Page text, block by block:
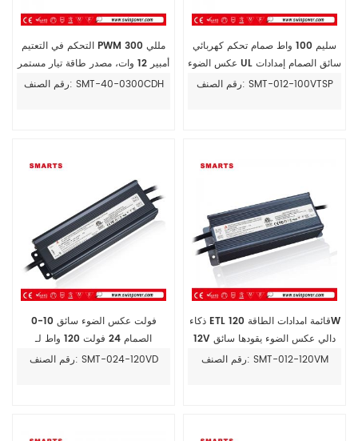
التحكم في التعتيم PWM 300 مللي
أمبير 12 وات، مصدر طاقة تيار مستمر
للسائق
رقم الصنف: SMT-40-0300CDH
سليم 100 واط صمام تحكم كهربائي
عكس الضوء UL سائق الصمام إمدادات
الطاقة 12v 24v
رقم الصنف: SMT-012-100VTSP
0-10 فولت عكس الضوء سائق
الصمام 24 فولت 120 واط لـ
ستريبلايت الساحل الذهبي
رقم الصنف: SMT-024-120VD
ذكاء ETL قائمة امدادات الطاقة 120W
12V دالي عكس الضوء يقودها سائق
رقم الصنف: SMT-012-120VM